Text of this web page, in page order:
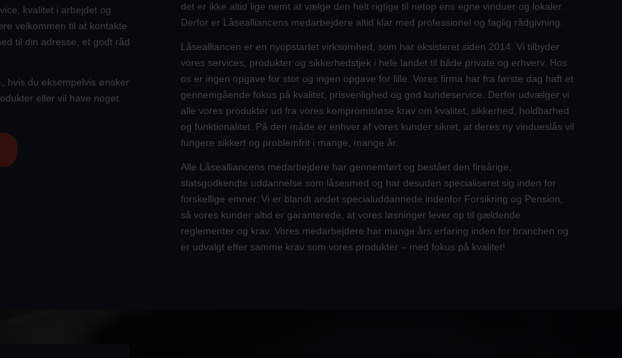
kvalitet i arbejdet og
velkommen til at kontakte
til din adresse, et godt råd
, hvis du eksempelvis ønsker
eller vil have noget
det er ikke altid lige nemt at vælge den helt rigtige til netop ens egne vinduer og lokaler.
Derfor er Låsealliancens medarbejdere altid klar med professionel og faglig rådgivning.
Låsealliancen er en nyopstartet virksomhed, som har eksisteret siden 2014. Vi tilbyder
vores services, produkter og sikkerhedstjek i hele landet til både private og erhverv. Hos
os er ingen opgave for stor og ingen opgave for lille. Vores firma har fra første dag haft et
gennemgående fokus på kvalitet, prisvenlighed og god kundeservice. Derfor udvælger vi
alle vores produkter ud fra vores kompromisløse krav om kvalitet, sikkerhed, holdbarhed
og funktionalitet. På den måde er enhver af vores kunder sikret, at deres ny vindueslås vil
fungere sikkert og problemfrit i mange, mange år.
Alle Låsealliancens medarbejdere har gennemført og bestået den fireårige,
statsgodkendte uddannelse som låsesmed og har desuden specialiseret sig inden for
forskellige emner. Vi er blandt andet specialuddannede indenfor Forsikring og Pension,
så vores kunder altid er garanterede, at vores løsninger lever op til gældende
reglementer og krav. Vores medarbejdere har mange års erfaring inden for branchen og
er udvalgt efter samme krav som vores produkter – med fokus på kvalitet!